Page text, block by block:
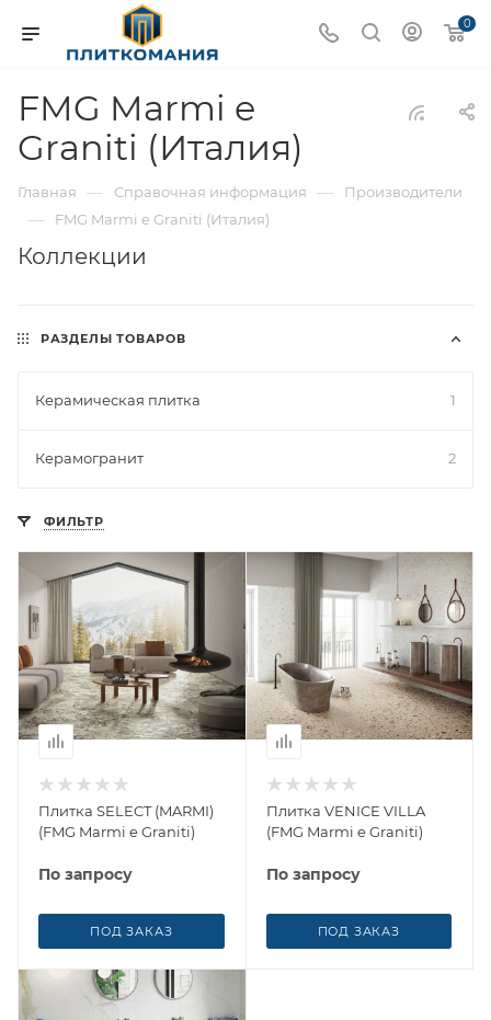
0
FMG Marmi e
Graniti (Италия)
Главная — Справочная информация — Производители
— FMG Marmi e Graniti (Италия)
Коллекции
РАЗДЕЛЫ ТОВАРОВ
Керамическая плитка 1
Керамогранит 2
ФИЛЬТР
Плитка SELECT (MARMI)
(FMG Marmi e Graniti)
По запросу
ПОД ЗАКАЗ
Плитка VENICE VILLA
(FMG Marmi e Graniti)
По запросу
ПОД ЗАКАЗ